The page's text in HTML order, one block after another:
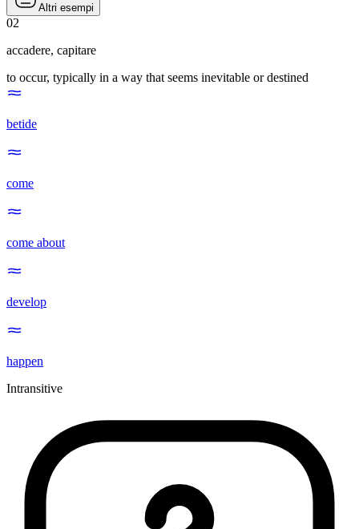
Altri esempi
02
accadere, capitare
to occur, typically in a way that seems inevitable or destined
betide
come
come about
develop
happen
Intransitive